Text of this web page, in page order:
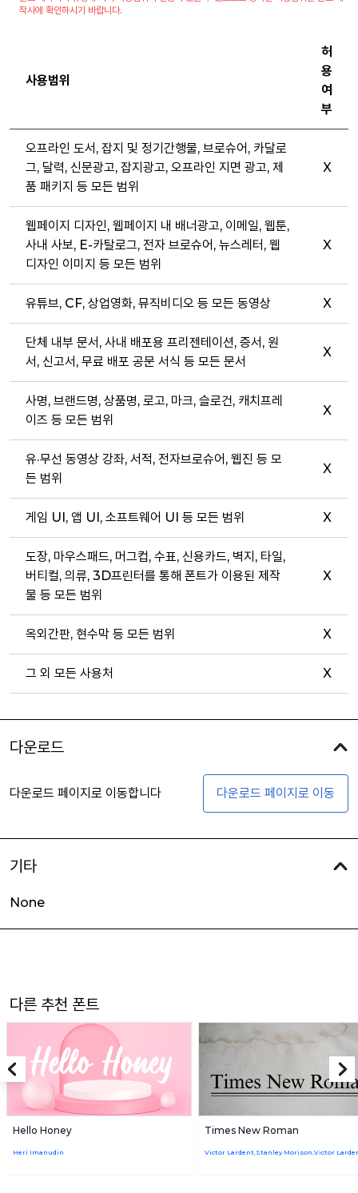
작사에 확인하시기 바랍니다.
사용범위
허
용
여
부
오프라인 도서, 잡지 및 정기간행물, 브로슈어, 카달로
그, 달력, 신문광고, 잡지광고, 오프라인 지면 광고, 제
품 패키지 등 모든 범위
X
웹페이지 디자인, 웹페이지 내 배너광고, 이메일, 웹툰,
사내 사보, E-카탈로그, 전자 브로슈어, 뉴스레터, 웹
디자인 이미지 등 모든 범위
X
유튜브, CF, 상업영화, 뮤직비디오 등 모든 동영상 X
단체 내부 문서, 사내 배포용 프리젠테이션, 증서, 원
서, 신고서, 무료 배포 공문 서식 등 모든 문서
X
사명, 브랜드명, 상품명, 로고, 마크, 슬로건, 캐치프레
이즈 등 모든 범위
X
유·무선 동영상 강좌, 서적, 전자브로슈어, 웹진 등 모
든 범위
X
게임 UI, 앱 UI, 소프트웨어 UI 등 모든 범위 X
도장, 마우스패드, 머그컵, 수표, 신용카드, 벽지, 타일,
버티컬, 의류, 3D프린터를 통해 폰트가 이용된 제작
물 등 모든 범위
X
옥외간판, 현수막 등 모든 범위 X
그 외 모든 사용처 X
다운로드
다운로드 페이지로 이동합니다 다운로드 페이지로 이동
기타
None
다른 추천 폰트
Hello Honey
Heri Imanudin
Times New Roman